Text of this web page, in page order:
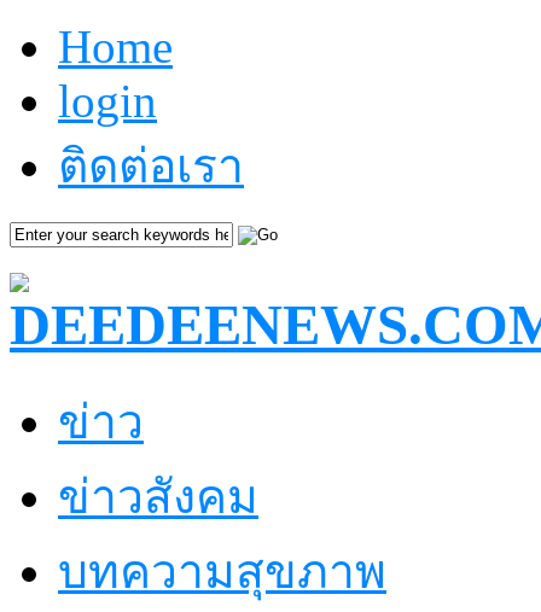
Home
login
ติดต่อเรา
ข่าว
ข่าวสังคม
บทความสุขภาพ